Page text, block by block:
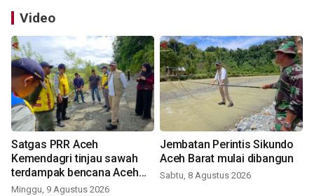
Video
Satgas PRR Aceh
Kemendagri tinjau sawah
terdampak bencana Aceh
Barat
Minggu, 9 Agustus 2026
Jembatan Perintis Sikundo
Aceh Barat mulai dibangun
Sabtu, 8 Agustus 2026